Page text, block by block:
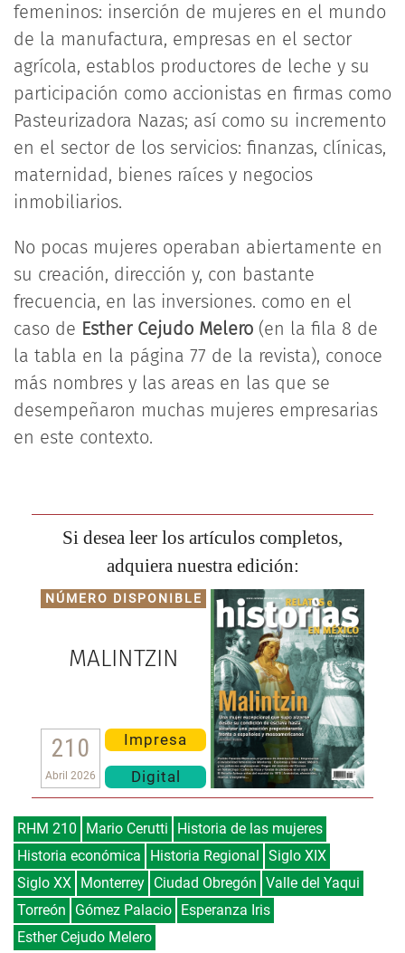
femeninos: inserción de mujeres en el mundo
de la manufactura, empresas en el sector
agrícola, establos productores de leche y su
participación como accionistas en firmas como
Pasteurizadora Nazas; así como su incremento
en el sector de los servicios: finanzas, clínicas,
maternidad, bienes raíces y negocios
inmobiliarios.
No pocas mujeres operaban abiertamente en
su creación, dirección y, con bastante
frecuencia, en las inversiones. como en el
caso de Esther Cejudo Melero (en la fila 8 de
la tabla en la página 77 de la revista), conoce
más nombres y las areas en las que se
desempeñaron muchas mujeres empresarias
en este contexto.
Si desea leer los artículos completos,
adquiera nuestra edición:
NÚMERO DISPONIBLE
MALINTZIN
210
Abril 2026
Impresa
Digital
RHM 210 Mario Cerutti
Historia de las mujeres
Historia económica
Historia Regional
Siglo XIX
Siglo XX
Monterrey Ciudad Obregón Valle del Yaqui
Torreón
Gómez Palacio
Esperanza Iris
Esther Cejudo Melero